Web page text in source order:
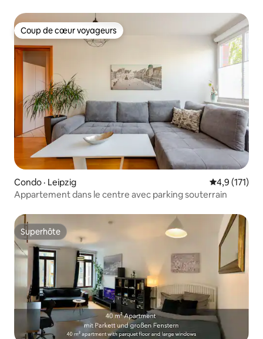
Coup de cœur voyageurs
Coup de cœur voyageurs
Condo · Leipzig Note
4,9 (171)
Appartement dans le centre avec parking souterrain
Superhôte
Superhôte